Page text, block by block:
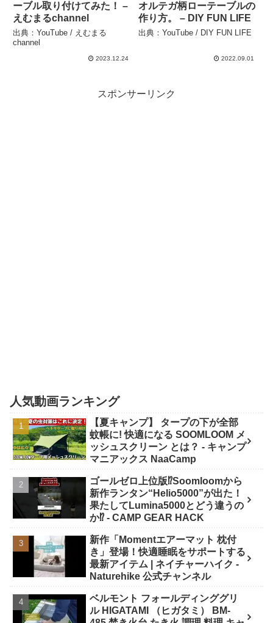
ーブル取り付けてみた！ –
えむまるchannel
出典：YouTube / えむまる
channel
2023.12.24
オルテガ柄ローテーブルの
作り方。 – DIY FUN LIFE
出典：YouTube / DIY FUN LIFE
2022.09.01
スポンサーリンク
人気動画ランキング
【夏キャンプ】 タープの下が全部
蚊帳に! 快適になる SOOMLOOM メ
ッシュスクリーン とは？ - キャンプ
マニアックス NaaCamp
ゴールゼロ上位版⁉️Soomloomから
新作ランタン“Helio5000”が出た！
果たしてLumina5000とどう違うの
か⁉️ - CAMP GEAR HACK
新作「Momentエアーマット 枕付
き」登場！快適睡眠をサポートする
最新アイテム | ネイチャーハイク -
Naturehike 公式チャンネル
ベルモント フォールディンググリ
ル HIGATAMI （ヒガタミ） BM-